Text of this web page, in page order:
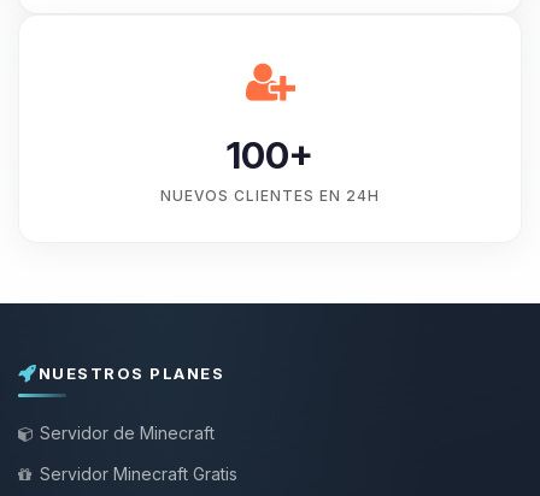
100+
NUEVOS CLIENTES EN 24H
NUESTROS PLANES
Servidor de Minecraft
Servidor Minecraft Gratis